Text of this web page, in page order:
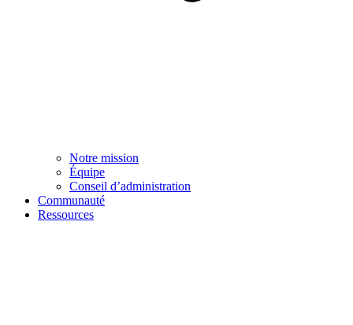
Notre mission
Équipe
Conseil d’administration
Communauté
Ressources